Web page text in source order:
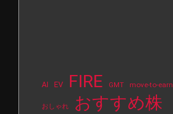
AI EV FIRE GMT move-to-earn
おしゃれ
おすすめ株